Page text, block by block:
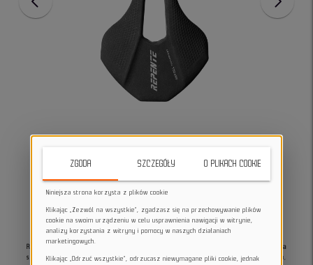
Repente Nova to ekologiczne, supertechnologiczne siodełko rowerowe, idealne dla
szosowych i terenowych rowerzystów. Wykonane z termoplastycznego poliuretanu,
ZGODA SZCZEGÓŁY O PLIKACH COOKIE
Niniejsza strona korzysta z plików cookie
Klikając „Zezwól na wszystkie”, zgadzasz się na przechowywanie plików
cookie na swoim urządzeniu w celu usprawnienia nawigacji w witrynie,
analizy korzystania z witryny i pomocy w naszych działaniach
marketingowych.
Klikając „Odrzuć wszystkie”, odrzucasz niewymagane pliki cookie, jednak